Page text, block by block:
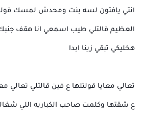
انتي يافتون لسه بنت ومحدش لمسك
العظيم قالتلي طيب اسمعي انا هقف
هخليكي تبقي زينا ابدا
تعالي معايا قولتلها ع فين قالتلي تعالي
ع شقتها وكلمت صاحب الكباريه اللي